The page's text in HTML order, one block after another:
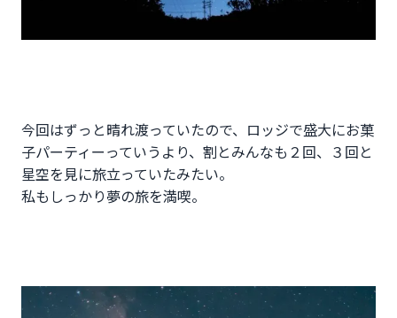
今回はずっと晴れ渡っていたので、ロッジで盛大にお菓
子パーティーっていうより、割とみんなも２回、３回と
星空を見に旅立っていたみたい。
私もしっかり夢の旅を満喫。